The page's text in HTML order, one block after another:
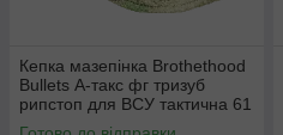
Кепка мазепінка Brothethood
Bullets А-такс фг тризуб
рипстоп для ВСУ тактична 61